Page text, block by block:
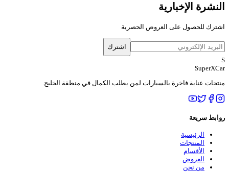
النشرة الإخبارية
اشترك للحصول على العروض الحصرية
اشترك
S
SuperXCar
منتجات عناية فاخرة بالسيارات لمن يطلب الكمال في منطقة الخليج.
روابط سريعة
الرئيسية
المنتجات
الأقسام
العروض
من نحن